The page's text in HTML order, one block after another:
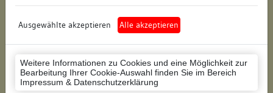
Ausgewählte akzeptieren Alle akzeptieren
Weitere Informationen zu Cookies und eine Möglichkeit zur
Bearbeitung Ihrer Cookie-Auswahl finden Sie im Bereich
Impressum & Datenschutzerklärung
keine
Historische Gebäudenummer: keine
Lage des Wohnplatzes: